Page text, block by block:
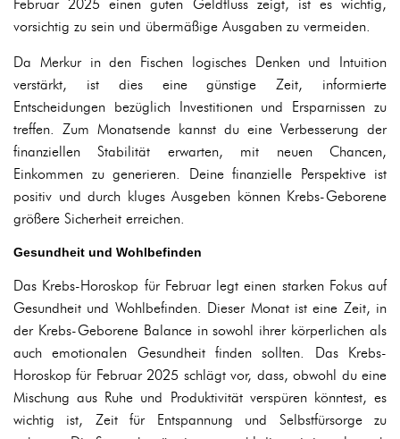
Februar 2025 einen guten Geldfluss zeigt, ist es wichtig,
vorsichtig zu sein und übermäßige Ausgaben zu vermeiden.
Da Merkur in den Fischen logisches Denken und Intuition
verstärkt, ist dies eine günstige Zeit, informierte
Entscheidungen bezüglich Investitionen und Ersparnissen zu
treffen. Zum Monatsende kannst du eine Verbesserung der
finanziellen Stabilität erwarten, mit neuen Chancen,
Einkommen zu generieren. Deine finanzielle Perspektive ist
positiv und durch kluges Ausgeben können Krebs-Geborene
größere Sicherheit erreichen.
Gesundheit und Wohlbefinden
Das Krebs-Horoskop für Februar legt einen starken Fokus auf
Gesundheit und Wohlbefinden. Dieser Monat ist eine Zeit, in
der Krebs-Geborene Balance in sowohl ihrer körperlichen als
auch emotionalen Gesundheit finden sollten. Das Krebs-
Horoskop für Februar 2025 schlägt vor, dass, obwohl du eine
Mischung aus Ruhe und Produktivität verspüren könntest, es
wichtig ist, Zeit für Entspannung und Selbstfürsorge zu